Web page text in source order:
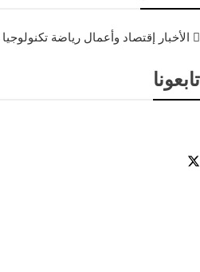
الأخبار إقتصاد وأعمال رياضة تكنولوجيا
تابعونا